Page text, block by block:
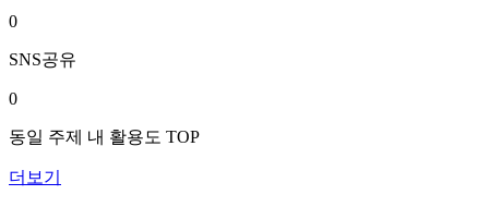
0
SNS공유
0
동일 주제 내 활용도 TOP
더보기